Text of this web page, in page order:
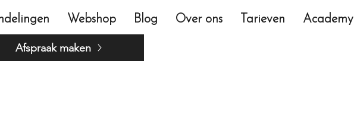
Webshop Blog Over ons Tarieven Academy
Afspraak maken